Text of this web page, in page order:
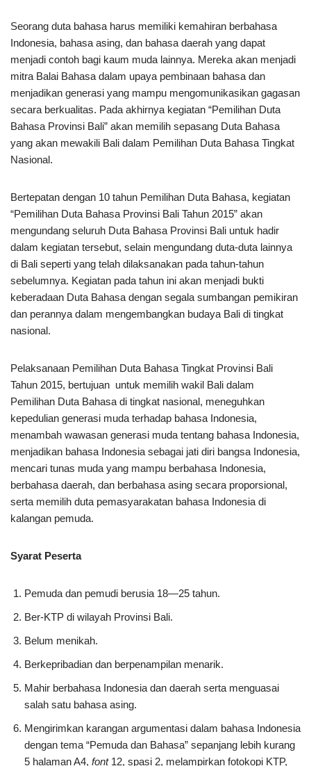
Seorang duta bahasa harus memiliki kemahiran berbahasa
Indonesia, bahasa asing, dan bahasa daerah yang dapat
menjadi contoh bagi kaum muda lainnya. Mereka akan menjadi
mitra Balai Bahasa dalam upaya pembinaan bahasa dan
menjadikan generasi yang mampu mengomunikasikan gagasan
secara berkualitas. Pada akhirnya kegiatan “Pemilihan Duta
Bahasa Provinsi Bali” akan memilih sepasang Duta Bahasa
yang akan mewakili Bali dalam Pemilihan Duta Bahasa Tingkat
Nasional.
Bertepatan dengan 10 tahun Pemilihan Duta Bahasa, kegiatan
“Pemilihan Duta Bahasa Provinsi Bali Tahun 2015” akan
mengundang seluruh Duta Bahasa Provinsi Bali untuk hadir
dalam kegiatan tersebut, selain mengundang duta-duta lainnya
di Bali seperti yang telah dilaksanakan pada tahun-tahun
sebelumnya. Kegiatan pada tahun ini akan menjadi bukti
keberadaan Duta Bahasa dengan segala sumbangan pemikiran
dan perannya dalam mengembangkan budaya Bali di tingkat
nasional.
Pelaksanaan Pemilihan Duta Bahasa Tingkat Provinsi Bali
Tahun 2015, bertujuan untuk memilih wakil Bali dalam
Pemilihan Duta Bahasa di tingkat nasional, meneguhkan
kepedulian generasi muda terhadap bahasa Indonesia,
menambah wawasan generasi muda tentang bahasa Indonesia,
menjadikan bahasa Indonesia sebagai jati diri bangsa Indonesia,
mencari tunas muda yang mampu berbahasa Indonesia,
berbahasa daerah, dan berbahasa asing secara proporsional,
serta memilih duta pemasyarakatan bahasa Indonesia di
kalangan pemuda.
Syarat Peserta
Pemuda dan pemudi berusia 18—25 tahun.
Ber-KTP di wilayah Provinsi Bali.
Belum menikah.
Berkepribadian dan berpenampilan menarik.
Mahir berbahasa Indonesia dan daerah serta menguasai
salah satu bahasa asing.
Mengirimkan karangan argumentasi dalam bahasa Indonesia
dengan tema “Pemuda dan Bahasa” sepanjang lebih kurang
5 halaman A4, font12, spasi 2, melampirkan fotokopi KTP,